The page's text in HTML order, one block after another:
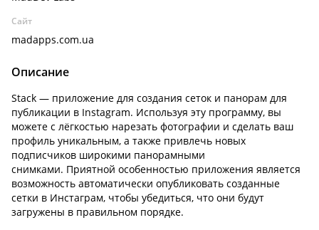
Сайт
madapps.com.ua
Описание
Stack — приложение для создания сеток и панорам для
публикации в Instagram. Используя эту программу, вы
можете с лёгкостью нарезать фотографии и сделать ваш
профиль уникальным, а также привлечь новых
подписчиков широкими панорамными
снимками. Приятной особенностью приложения является
возможность автоматически опубликовать созданные
сетки в Инстаграм, чтобы убедиться, что они будут
загружены в правильном порядке.